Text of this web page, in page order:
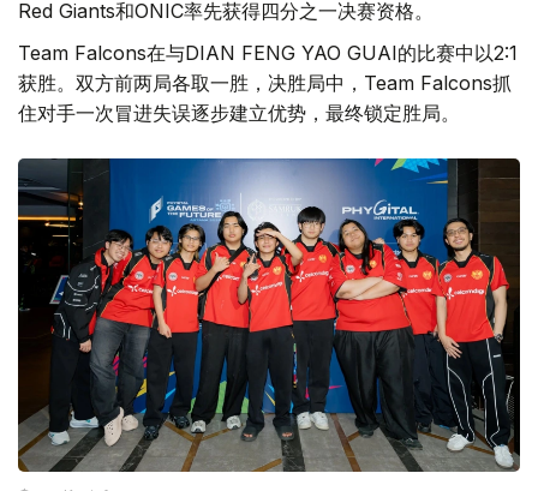
Red Giants和ONIC率先获得四分之一决赛资格。
Team Falcons在与DIAN FENG YAO GUAI的比赛中以2:1
获胜。双方前两局各取一胜，决胜局中，Team Falcons抓
住对手一次冒进失误逐步建立优势，最终锁定胜局。